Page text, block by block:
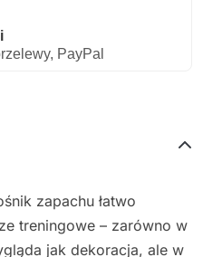
PayPal
zapachu łatwo
treningowe – zarówno w
jak dekoracja, ale w